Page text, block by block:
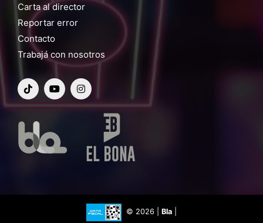
Carta al director
Reportar error
Contacto
Trabajá con nosotros
© 2026 | Bla